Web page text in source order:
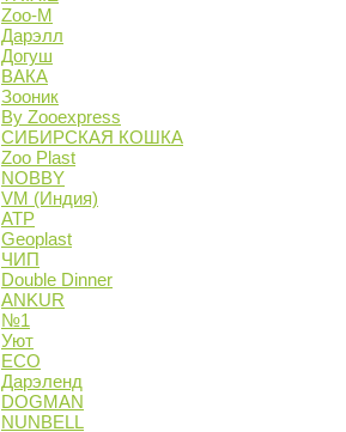
Zoo-M
Дарэлл
Догуш
ВАКА
Зооник
By Zooexpress
СИБИРСКАЯ КОШКА
Zoo Plast
NOBBY
VM (Индия)
АТР
Geoplast
ЧИП
Double Dinner
ANKUR
№1
Уют
ECO
Дарэленд
DOGMAN
NUNBELL